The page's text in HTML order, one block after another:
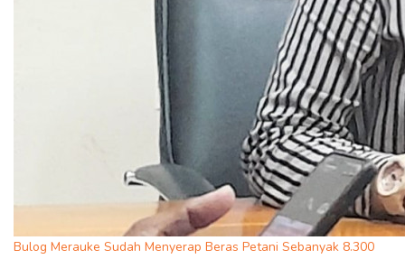
Bulog Merauke Sudah Menyerap Beras Petani Sebanyak 8.300